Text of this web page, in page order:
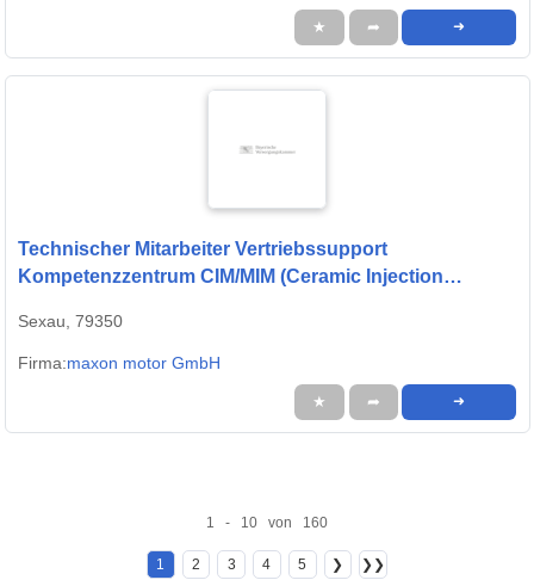
★ ➦ ➜
Technischer Mitarbeiter Vertriebssupport
Kompetenzzentrum CIM/MIM (Ceramic Injection
Sexau, 79350
Firma:maxon motor GmbH
★ ➦ ➜
1 - 10 von 160
1 2 3 4 5 ❯ ❯❯